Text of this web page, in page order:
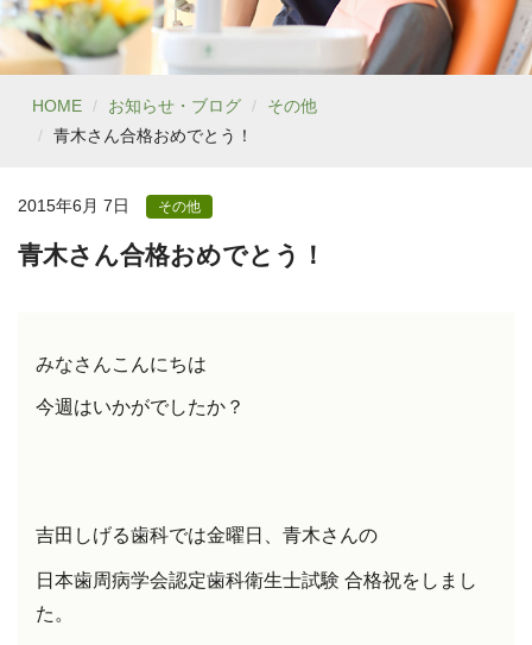
HOME お知らせ・ブログ
その他
青木さん合格おめでとう！
2015年6月 7日 その他
青木さん合格おめでとう！
みなさんこんにちは
今週はいかがでしたか？
吉田しげる歯科では金曜日、青木さんの
日本歯周病学会認定歯科衛生士試験 合格祝をしまし
た。